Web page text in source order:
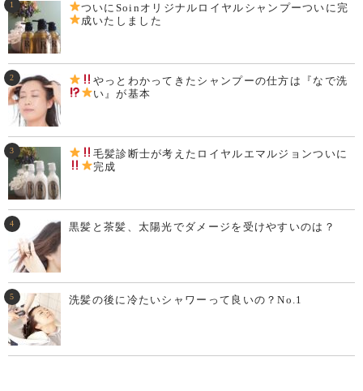
ついにSoinオリジナルロイヤルシャンプーついに完
成いたしました
やっとわかってきた シャンプーの仕方は『なで洗
い 』が基本
毛髪診断士が考えた ロイヤルエマルジョンついに
完成
黒髪と茶髪、太陽光でダメージを受けやすいのは？
洗髪の後に冷たいシャワーって良いの？No.1